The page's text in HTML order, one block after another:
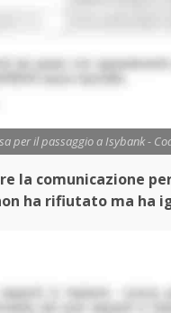
per il passaggio a Isybank -
la comunicazione
ha rifiutato ma ha